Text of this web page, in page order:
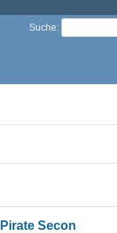
Suche:
Pirate Secon